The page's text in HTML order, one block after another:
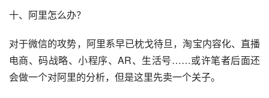
十、阿里怎么办？
对于微信的攻势，阿里系早已枕戈待旦，淘宝内容化、直播
电商、码战略、小程序、AR、生活号……或许笔者后面还
会做一个对阿里的分析，但是这里先卖一个关子。